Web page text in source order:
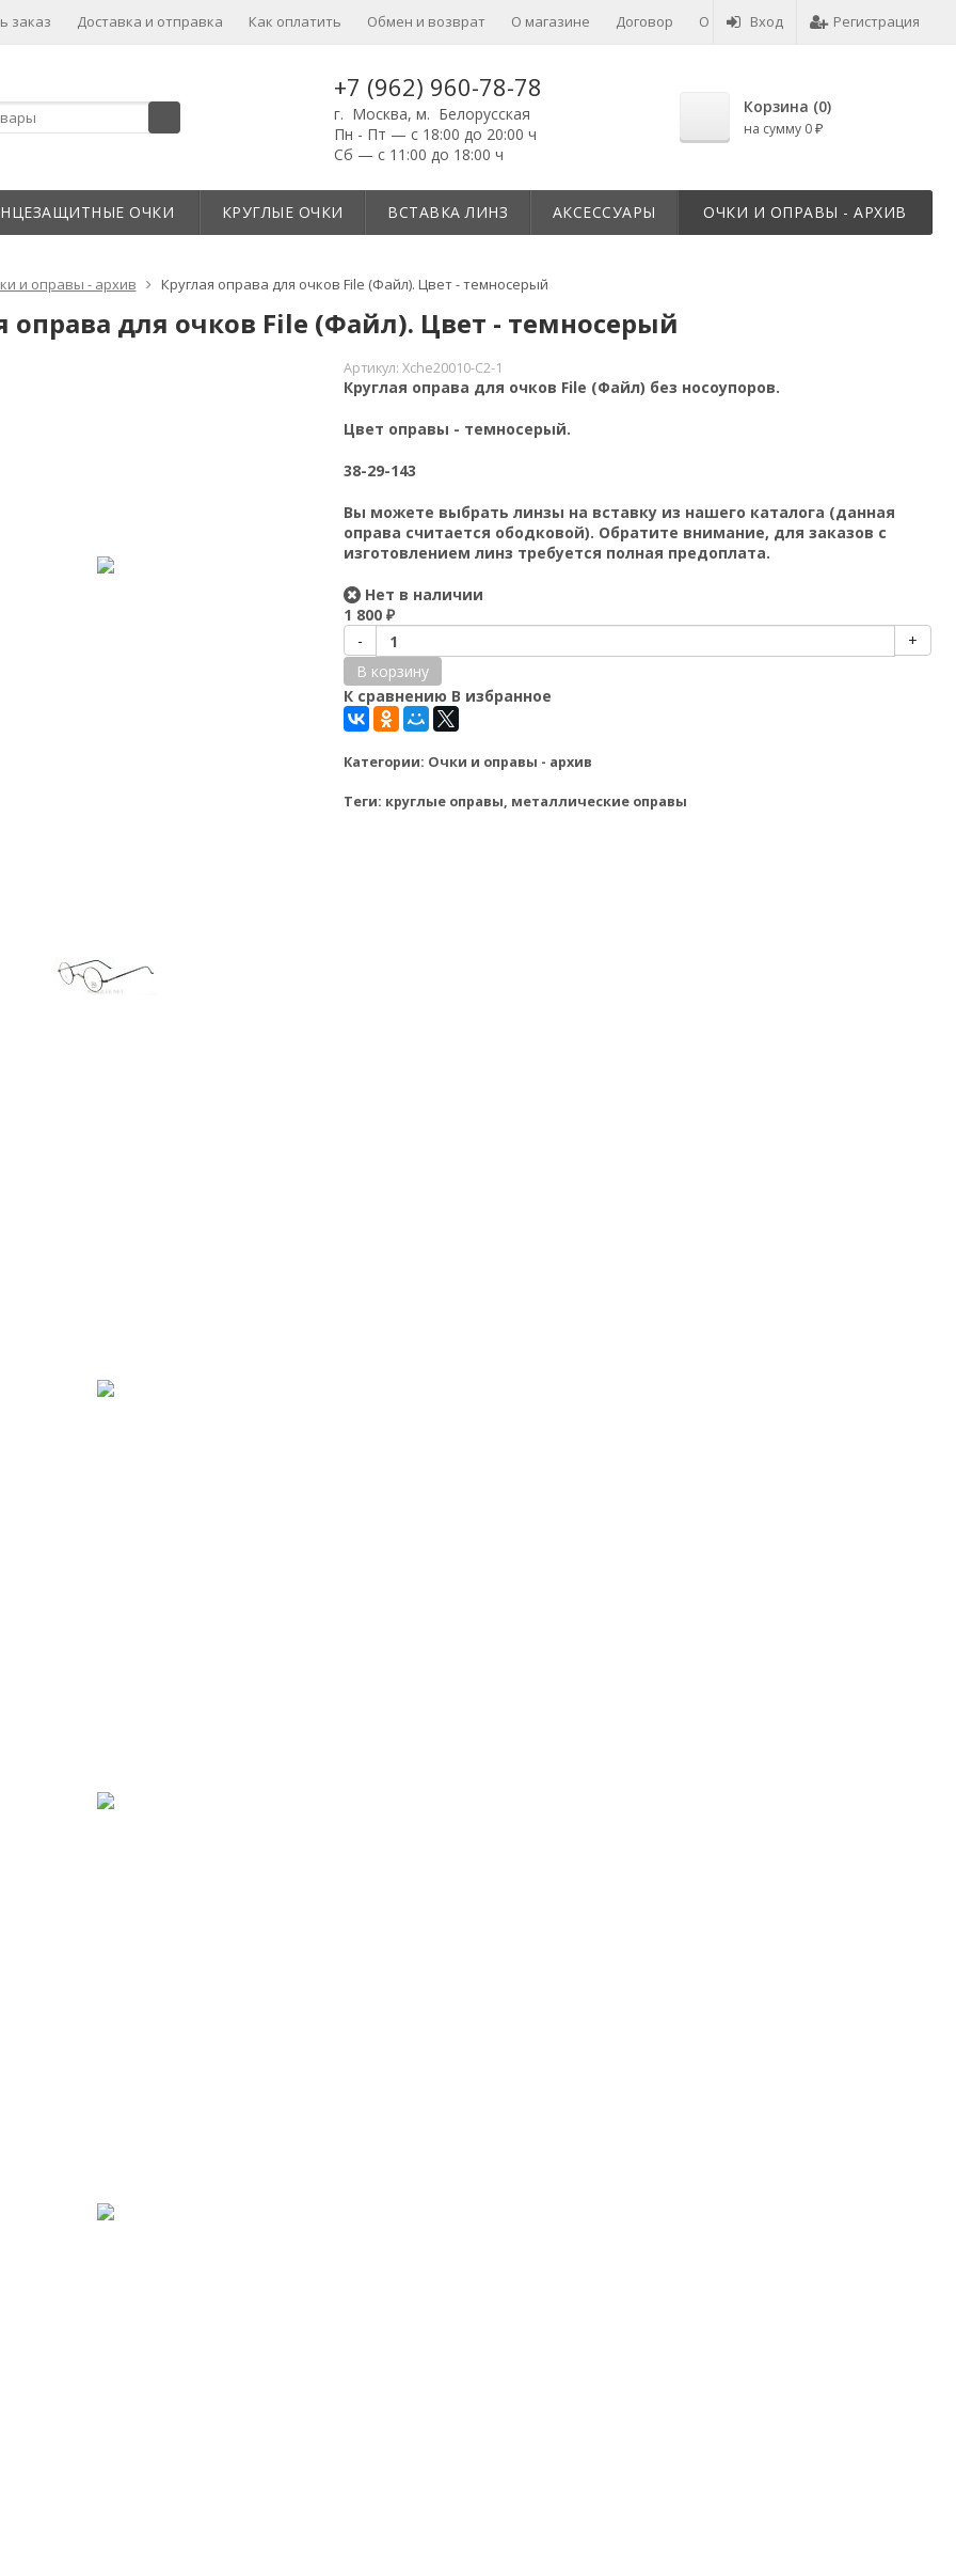
Вход Регистрация
заказ Доставка и отправка Как оплатить Обмен и возврат О магазине Договор О товарах Отзывы
+7 (962) 960-78-78
г. Москва, м. Белорусская
Пн - Пт — с 18:00 до 20:00 ч
Сб — с 11:00 до 18:00 ч
Корзина (0)
на сумму 0 ₽
ОЧКИ КРУГЛЫЕ ОЧКИ ВСТАВКА ЛИНЗ АКСЕССУАРЫ ОЧКИ И ОПРАВЫ - АРХИВ
и оправы - архив Круглая оправа для очков File (Файл). Цвет - темносерый
оправа для очков File (Файл). Цвет - темносерый
Артикул:Xche20010-С2-1
Круглая оправа для очков File (Файл) без носоупоров.
Цвет оправы - темносерый.
38-29-143
Вы можете выбратьлинзы на вставку из нашего каталога (данная
оправа считается ободковой). Обратите внимание, для заказов с
изготовлением линз требуется полная предоплата.
Нет в наличии
1 800₽
-
+
В корзину
К сравнению В избранное
Категории: Очки и оправы - архив
Теги: круглые оправы, металлические оправы